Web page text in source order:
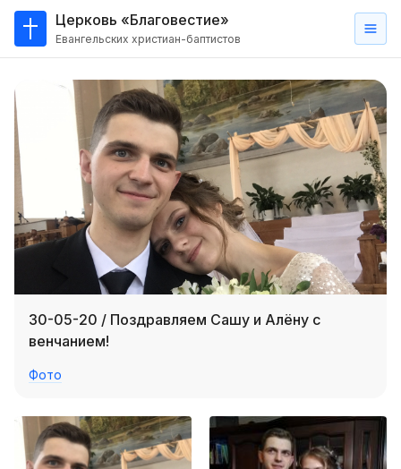
Церковь «Благовестие»
Евангельских христиан-баптистов
О
нас
Кто такие баптисты?
Мы на карте
Проповеди
Пасторское наставление
Проповеди
Серии проповедей
Прославление
30-05-20 / Поздравляем Сашу и Алёну с
венчанием!
Фото